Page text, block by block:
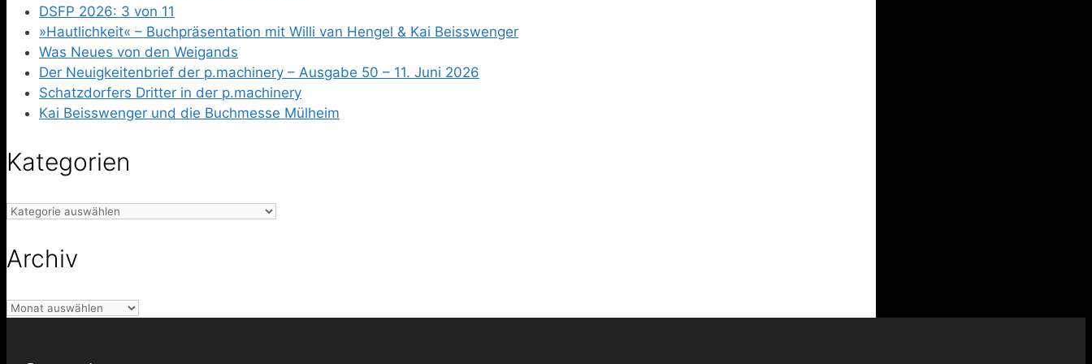
DSFP 2026: 3 von 11
»Hautlichkeit« – Buchpräsentation mit Willi van Hengel & Kai Beisswenger
Was Neues von den Weigands
Der Neuigkeitenbrief der p.machinery – Ausgabe 50 – 11. Juni 2026
Schatzdorfers Dritter in der p.machinery
Kai Beisswenger und die Buchmesse Mülheim
Kategorien
Kategorien
Archiv
Archiv